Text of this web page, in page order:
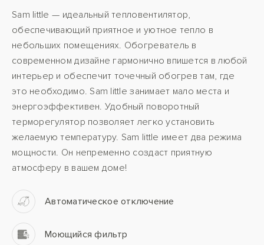
Sam little — идеальный тепловентилятор,
обеспечивающий приятное и уютное тепло в
небольших помещениях. Обогреватель в
современном дизайне гармонично впишется в любой
интерьер и обеспечит точечный обогрев там, где
это необходимо. Sam little занимает мало места и
энергоэффективен. Удобный поворотный
терморегулятор позволяет легко установить
желаемую температуру. Sam little имеет два режима
мощности. Он непременно создаст приятную
атмосферу в вашем доме!
Автоматическое отключение
Моющийся фильтр